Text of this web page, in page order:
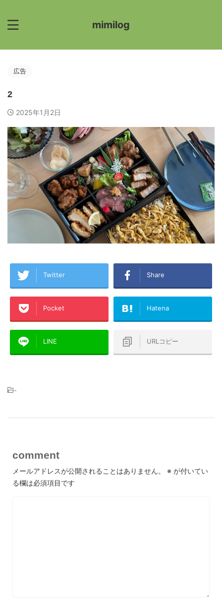
mimilog
広告
2
2025年1月2日
Twitter Share
Pocket Hatena
LINE URLコピー
-
comment
メールアドレスが公開されることはありません。 ※ が付いてい
る欄は必須項目です